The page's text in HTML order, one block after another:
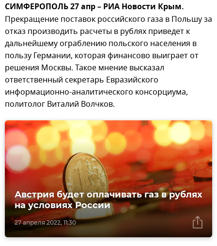
СИМФЕРОПОЛЬ 27 апр – РИА Новости Крым.
Прекращение поставок российского газа в Польшу за
отказ производить расчеты в рублях приведет к
дальнейшему ограблению польского населения в
пользу Германии, которая финансово выиграет от
решения Москвы. Такое мнение высказал
ответственный секретарь Евразийского
информационно-аналитического консорциума,
политолог Виталий Волчков.
27 апреля 2022, 11:30
Австрия будет оплачивать газ в рублях
на условиях России